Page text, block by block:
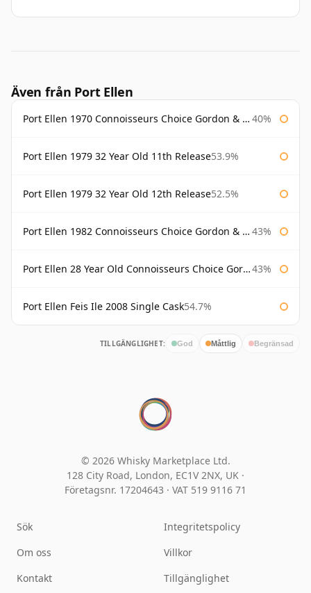
Även från Port Ellen
Port Ellen 1970 Connoisseurs Choice Gordon & Macphail 40%
Port Ellen 1979 32 Year Old 11th Release53.9%
Port Ellen 1979 32 Year Old 12th Release52.5%
Port Ellen 1982 Connoisseurs Choice Gordon & Macphail 43%
Port Ellen 28 Year Old Connoisseurs Choice Gordon & MacPhail 43%
Port Ellen Feis Ile 2008 Single Cask54.7%
TILLGÄNGLIGHET: God Måttlig Begränsad
© 2026 Whisky Marketplace Ltd.
128 City Road, London, EC1V 2NX, UK ·
Företagsnr. 17204643 · VAT 519 9116 71
Sök
Om oss
Kontakt
Integritetspolicy
Villkor
Tillgänglighet